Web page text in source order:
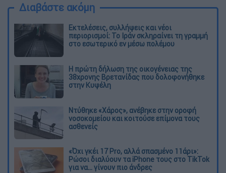
Διαβάστε ακόμη
Εκτελέσεις, συλλήψεις και νέοι
περιορισμοί: Το Ιράν σκληραίνει τη γραμμή
στο εσωτερικό εν μέσω πολέμου
Η πρώτη δήλωση της οικογένειας της
38χρονης Βρετανίδας που δολοφονήθηκε
στην Κυψέλη
Ντύθηκε «Χάρος», ανέβηκε στην οροφή
νοσοκομείου και κοιτούσε επίμονα τους
ασθενείς
«Όχι γκέι 17 Pro, αλλά σπασμένο 11άρι»:
Ρώσοι διαλύουν τα iPhone τους στο TikTok
για να... γίνουν πιο άνδρες